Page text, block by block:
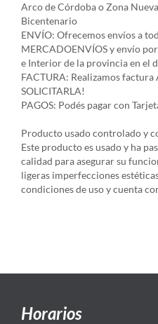
Arco de Córdoba o Zona
Bicentenario
ENVÍO: Ofrecemos envíos a
MERCADOENVÍOS y envío
e Interior de la provincia en el
FACTURA: Realizamos factura
SOLICITARLA!
PAGOS: Podés pagar con
Producto usado controlado y
Este producto es usado y ha
calidad para asegurar su
ligeras imperfecciones
condiciones de uso y cuenta
Horarios